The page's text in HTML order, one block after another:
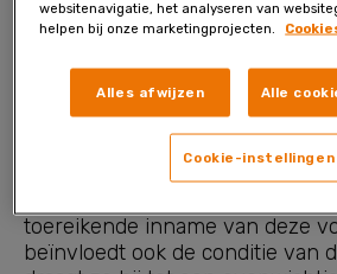
reguliere dieet en ook worden
Magnesium+ met extra
meer energie
Zowel vitamine B6 als
toereikende inname van deze
beïnvloedt ook de conditie van
websitenavigatie, het analyseren van
helpen bij onze marketingprojecten.
Alles afwijzen Alle
Cookie-instellingen